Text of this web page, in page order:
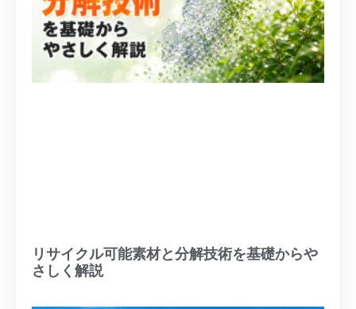
リサイクル可能素材と分解技術を基礎からや
さしく解説